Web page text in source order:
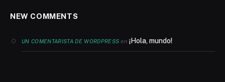
NEW COMMENTS
UN COMENTARISTA DE WORDPRESS en¡Hola, mundo!